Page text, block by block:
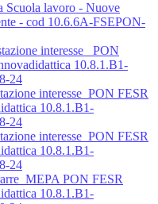
Scuola lavoro - Nuove
- cod 10.6.6A-FSEPON-
interesse_ PON
10.8.1.B1-
24
interesse_PON FESR
10.8.1.B1-
24
interesse_PON FESR
10.8.1.B1-
24
PON FESR
10.8.1.B1-